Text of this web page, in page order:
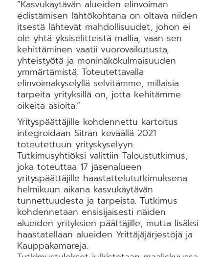
”Kasvukäytävän alueiden elinvoiman
edistämisen lähtökohtana on oltava niiden
itsestä lähtevät mahdollisuudet, johon ei
ole yhtä yksiselitteistä mallia, vaan sen
kehittäminen vaatii vuorovaikutusta,
yhteistyötä ja moninäkökulmaisuuden
ymmärtämistä. Toteutettavalla
elinvoimakyselyllä selvitämme, millaisia
tarpeita yrityksillä on, jotta kehitämme
oikeita asioita.”
Yrityspäättäjille kohdennettu kartoitus
integroidaan Sitran keväällä 2021
toteutettuun yrityskyselyyn.
Tutkimusyhtiöksi valittiin Taloustutkimus,
joka toteuttaa 17 jäsenalueen
yrityspäättäjille haastattelututkimuksena
helmikuun aikana kasvukäytävän
tunnettuudesta ja tarpeista. Tutkimus
kohdennetaan ensisijaisesti näiden
alueiden yrityksien päättäjille, mutta lisäksi
haastatellaan alueiden Yrittäjäjärjestöjä ja
Kauppakamareja.